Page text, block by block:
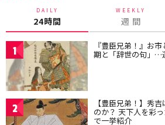
DAILY
24時間
WEEKLY
週 間
1 『豊臣兄弟！』お
期と「辞世の句」…
2 【豊臣兄弟！】秀
のか？ 天下人を彩
で一挙紹介